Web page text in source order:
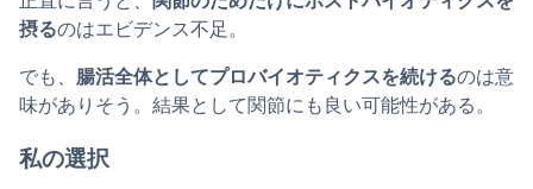
摂るのはエビデンス不足。
でも、 腸活全体としてプロバイオティクスを続けるのは意
味がありそう。結果として関節にも良い可能性がある。
私の選択